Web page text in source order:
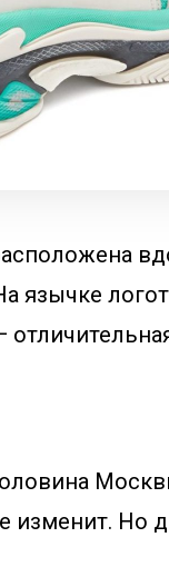
язычке
изменит. Но